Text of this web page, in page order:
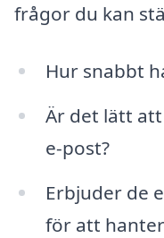
frågor du kan
Hur snabbt
Är det lätt
e-post?
Erbjuder de
för att